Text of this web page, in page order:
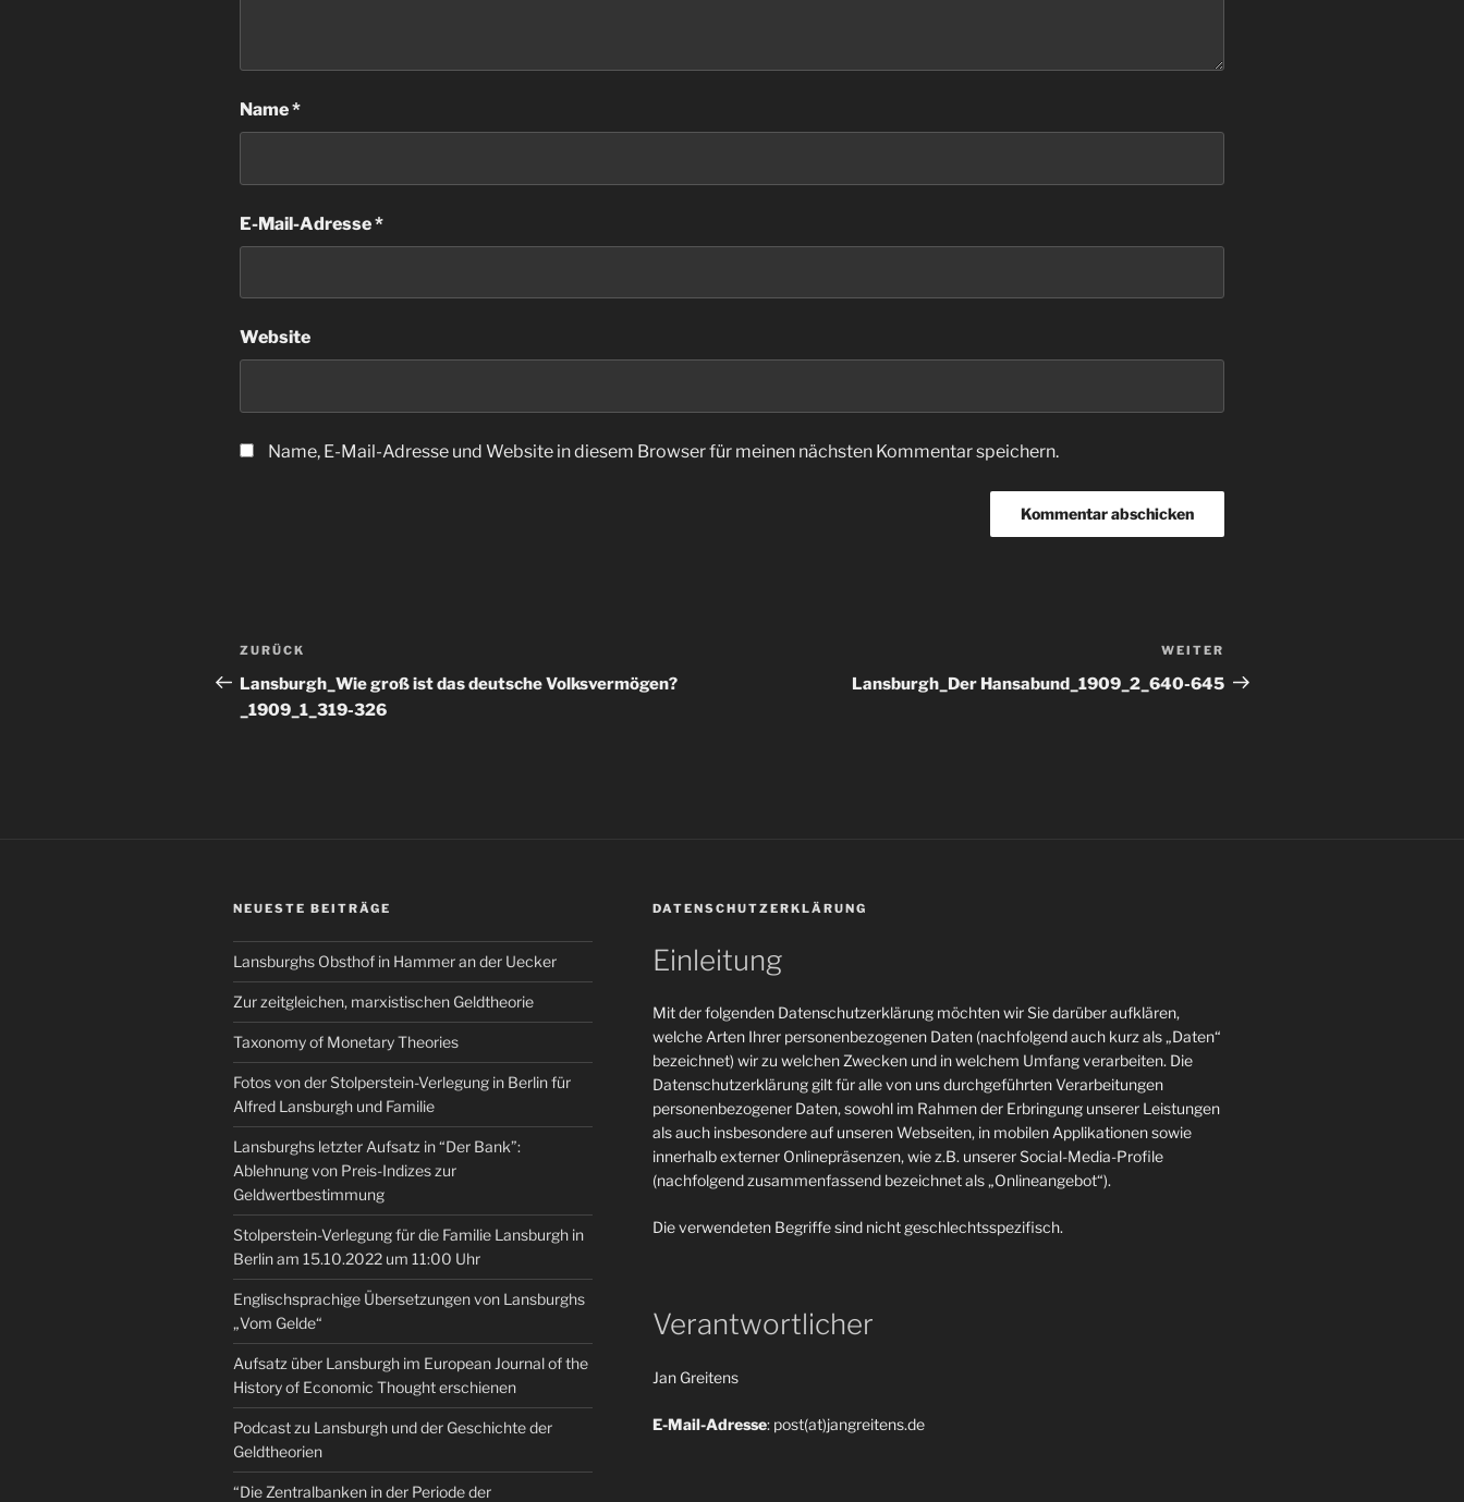
Name*
E-Mail-Adresse*
Website
Name, E-Mail-Adresse und Website in diesem Browser für meinen nächsten Kommentar speichern.
Beitragsnavigation
Vorheriger
Beitrag
ZURÜCK
Lansburgh_Wie groß ist das deutsche Volksvermögen?
_1909_1_319-326
Beitrag
WEITER
Lansburgh_Der Hansabund_1909_2_640-645
NEUESTE BEITRÄGE
Lansburghs Obsthof in Hammer an der Uecker
Zur zeitgleichen, marxistischen Geldtheorie
Taxonomy of Monetary Theories
Fotos von der Stolperstein-Verlegung in Berlin für
Alfred Lansburgh und Familie
Lansburghs letzter Aufsatz in “Der Bank”:
Ablehnung von Preis-Indizes zur
Geldwertbestimmung
Stolperstein-Verlegung für die Familie Lansburgh in
Berlin am 15.10.2022 um 11:00 Uhr
Englischsprachige Übersetzungen von Lansburghs
„Vom Gelde“
Aufsatz über Lansburgh im European Journal of the
History of Economic Thought erschienen
Podcast zu Lansburgh und der Geschichte der
Geldtheorien
“Die Zentralbanken in der Periode der
DATENSCHUTZERKLÄRUNG
Einleitung
Mit der folgenden Datenschutzerklärung möchten wir Sie darüber aufklären,
welche Arten Ihrer personenbezogenen Daten (nachfolgend auch kurz als „Daten“
bezeichnet) wir zu welchen Zwecken und in welchem Umfang verarbeiten. Die
Datenschutzerklärung gilt für alle von uns durchgeführten Verarbeitungen
personenbezogener Daten, sowohl im Rahmen der Erbringung unserer Leistungen
als auch insbesondere auf unseren Webseiten, in mobilen Applikationen sowie
innerhalb externer Onlinepräsenzen, wie z.B. unserer Social-Media-Profile
(nachfolgend zusammenfassend bezeichnet als „Onlineangebot“).
Die verwendeten Begriffe sind nicht geschlechtsspezifisch.
Verantwortlicher
Jan Greitens
E-Mail-Adresse: post(at)jangreitens.de